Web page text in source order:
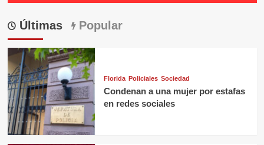
Últimas Popular
Florida Policiales Sociedad
Condenan a una mujer por estafas
en redes sociales